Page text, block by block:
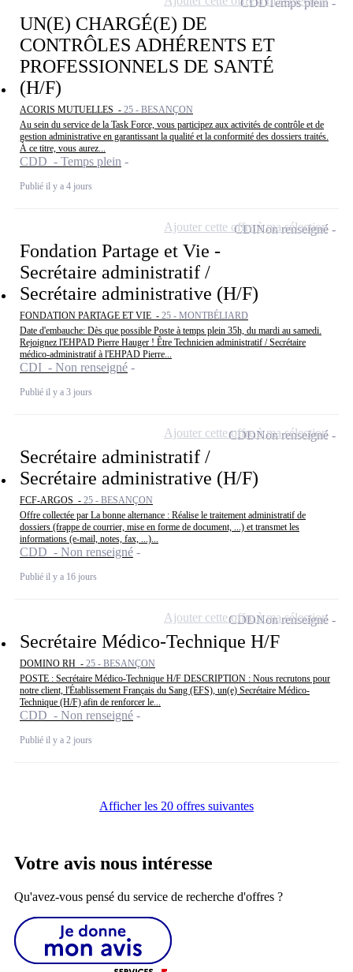
UN(E) CHARGÉ(E) DE
CONTRÔLES ADHÉRENTS ET
PROFESSIONNELS DE SANTÉ
(H/F)
ACORIS MUTUELLES - 25 - BESANÇON
Au sein du service de la Task Force, vous participez aux activités de contrôle et de
gestion administrative en garantissant la qualité et la conformité des dossiers traités.
À ce titre, vous aurez...
CDD - Temps plein
Publié il y a 4 jours
Fondation Partage et Vie -
Secrétaire administratif /
Secrétaire administrative (H/F)
FONDATION PARTAGE ET VIE - 25 - MONTBÉLIARD
Date d'embauche: Dès que possible Poste à temps plein 35h, du mardi au samedi.
Rejoignez l'EHPAD Pierre Hauger ! Être Technicien administratif / Secrétaire
médico-administratif à l'EHPAD Pierre...
CDI - Non renseigné
Publié il y a 3 jours
CDINon renseigné
Ajouter cette offre à ma sélection
Secrétaire administratif /
Secrétaire administrative (H/F)
FCF-ARGOS - 25 - BESANÇON
Offre collectée par La bonne alternance : Réalise le traitement administratif de
dossiers (frappe de courrier, mise en forme de document, ...) et transmet les
informations (e-mail, notes, fax, ...)...
CDD - Non renseigné
Publié il y a 16 jours
CDDNon renseigné
Ajouter cette offre à ma sélection
Secrétaire Médico-Technique H/F
DOMINO RH - 25 - BESANÇON
POSTE : Secrétaire Médico-Technique H/F DESCRIPTION : Nous recrutons pour
notre client, l'Établissement Français du Sang (EFS), un(e) Secrétaire Médico-
Technique (H/F) afin de renforcer le...
CDD - Non renseigné
Publié il y a 2 jours
CDDNon renseigné
Ajouter cette offre à ma sélection
Afficher les 20 offres suivantes
Votre avis nous intéresse
Qu'avez-vous pensé du service de recherche d'offres ?